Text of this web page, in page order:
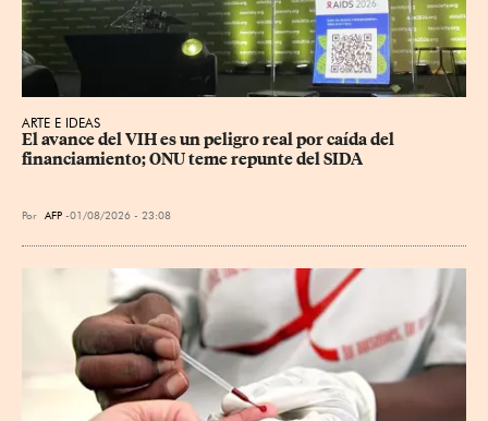
ARTE E IDEAS
El avance del VIH es un peligro real por caída del
financiamiento; ONU teme repunte del SIDA
Por AFP 01/08/2026 - 23:08